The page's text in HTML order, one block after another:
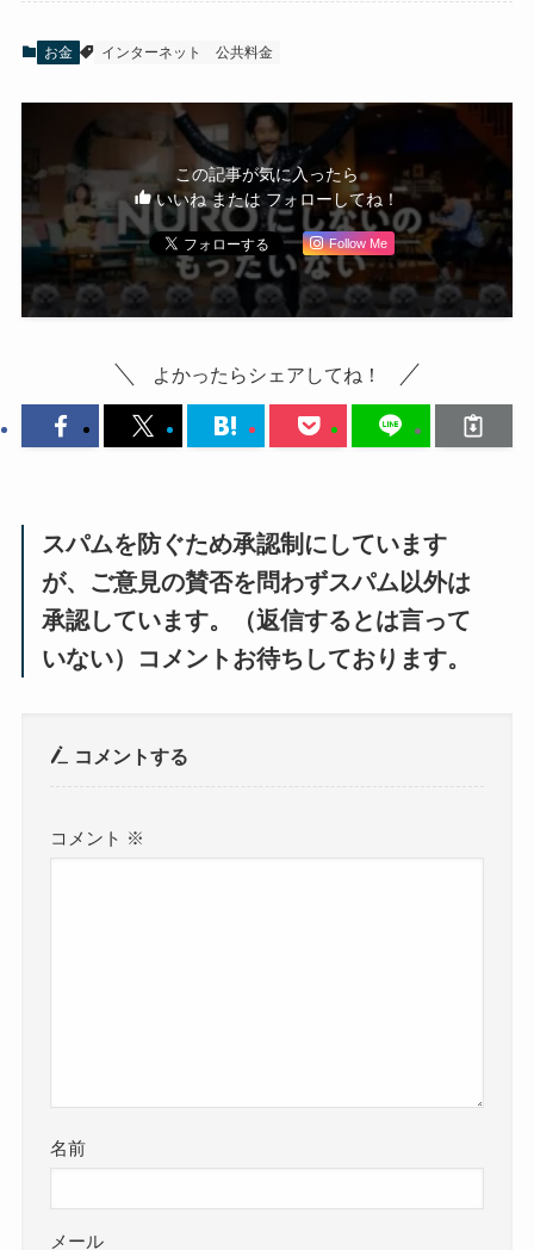
お金 インターネット 公共料金
この記事が気に入ったら
いいね または フォローしてね！
Follow Me
よかったらシェアしてね！
スパムを防ぐため承認制にしています
が、ご意見の賛否を問わずスパム以外は
承認しています。（返信するとは言って
いない）コメントお待ちしております。
コメントする
コメント ※
名前
メール